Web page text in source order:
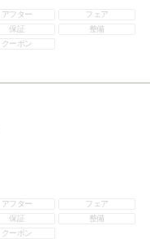
アフター
フェア
保証
整備
クーポン
アフター
フェア
保証
整備
クーポン